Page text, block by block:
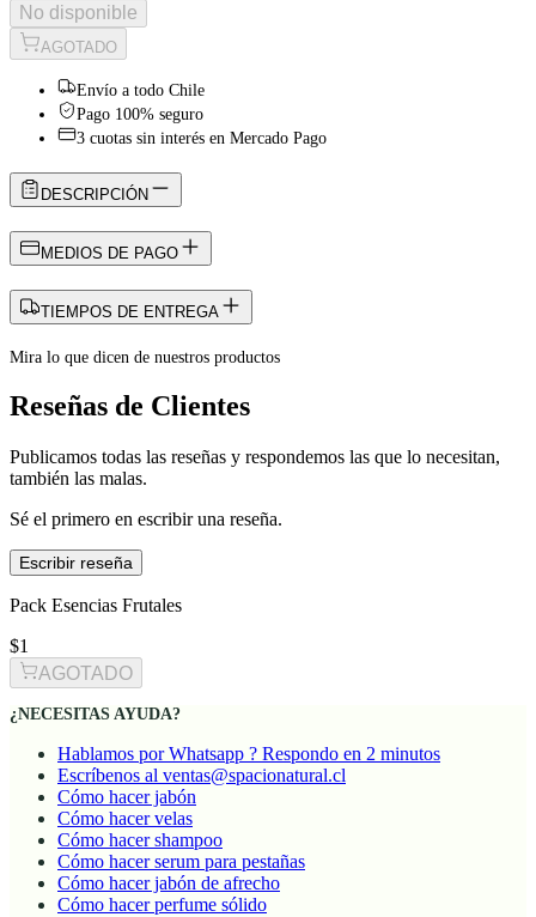
No disponible
AGOTADO
Envío a todo Chile
Pago 100% seguro
3 cuotas sin interés en Mercado Pago
DESCRIPCIÓN
MEDIOS DE PAGO
TIEMPOS DE ENTREGA
Mira lo que dicen de nuestros productos
Reseñas de Clientes
Publicamos todas las reseñas y respondemos las que lo necesitan,
también las malas.
Sé el primero en escribir una reseña.
Escribir reseña
Pack Esencias Frutales
$1
AGOTADO
¿NECESITAS AYUDA?
Hablamos por Whatsapp ? Respondo en 2 minutos
Escríbenos al ventas@spacionatural.cl
Cómo hacer jabón
Cómo hacer velas
Cómo hacer shampoo
Cómo hacer serum para pestañas
Cómo hacer jabón de afrecho
Cómo hacer perfume sólido